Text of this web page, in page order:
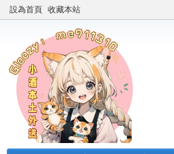
設為首頁 收藏本站